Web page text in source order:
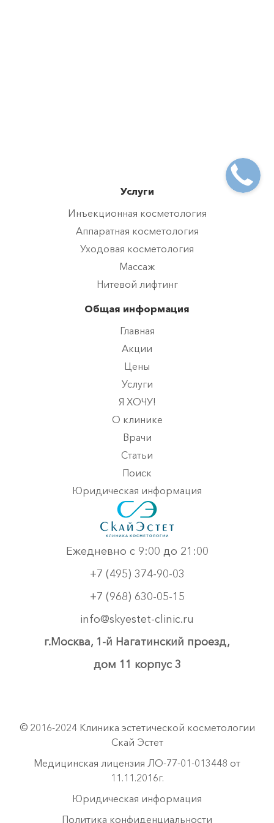
Услуги
Инъекционная косметология
Аппаратная косметология
Уходовая косметология
Массаж
Нитевой лифтинг
Общая информация
Главная
Акции
Цены
Услуги
Я ХОЧУ!
О клинике
Врачи
Статьи
Поиск
Юридическая информация
Ежедневно с 9:00 до 21:00
+7 (495) 374-90-03
+7 (968) 630-05-15
info@skyestet-clinic.ru
г.Москва, 1-й Нагатинский проезд,
дом 11 корпус 3
© 2016-2024 Клиника эстетической косметологии
Скай Эстет
Медицинская лицензия ЛО-77-01-013448 от
11.11.2016г.
Юридическая информация
Политика конфиденциальности